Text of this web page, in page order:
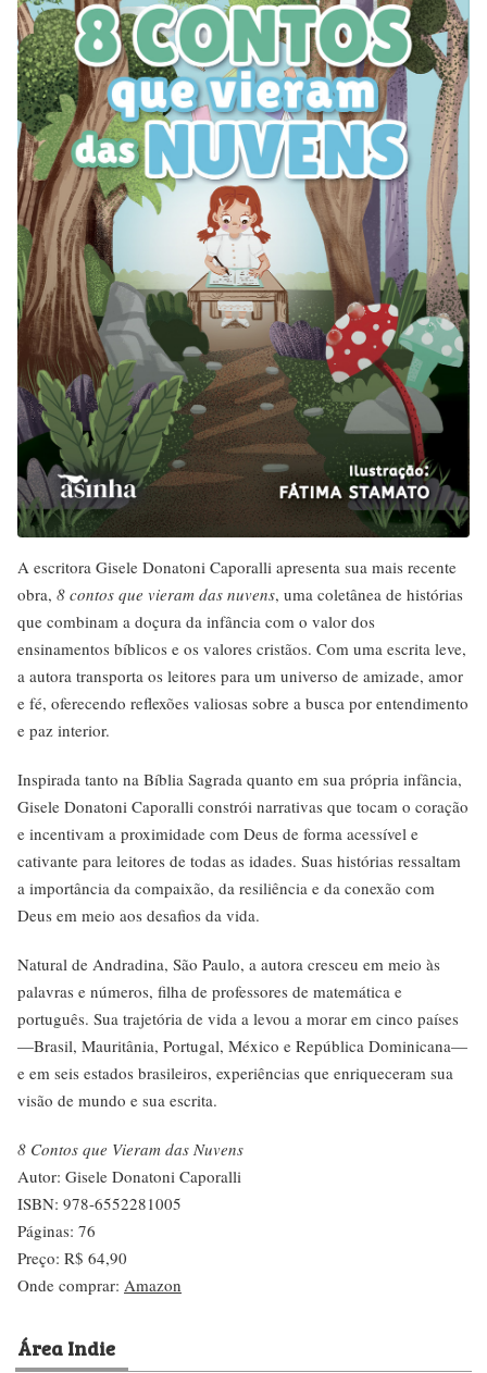
A escritora Gisele Donatoni Caporalli apresenta sua mais recente
obra, 8 contos que vieram das nuvens, uma coletânea de histórias
que combinam a doçura da infância com o valor dos
ensinamentos bíblicos e os valores cristãos. Com uma escrita leve,
a autora transporta os leitores para um universo de amizade, amor
e fé, oferecendo reflexões valiosas sobre a busca por entendimento
e paz interior.
Inspirada tanto na Bíblia Sagrada quanto em sua própria infância,
Gisele Donatoni Caporalli constrói narrativas que tocam o coração
e incentivam a proximidade com Deus de forma acessível e
cativante para leitores de todas as idades. Suas histórias ressaltam
a importância da compaixão, da resiliência e da conexão com
Deus em meio aos desafios da vida.
Natural de Andradina, São Paulo, a autora cresceu em meio às
palavras e números, filha de professores de matemática e
português. Sua trajetória de vida a levou a morar em cinco países
—Brasil, Mauritânia, Portugal, México e República Dominicana—
e em seis estados brasileiros, experiências que enriqueceram sua
visão de mundo e sua escrita.
8 Contos que Vieram das Nuvens
Autor: Gisele Donatoni Caporalli
ISBN: 978-6552281005
Páginas: 76
Preço: R$ 64,90
Onde comprar: Amazon
Área Indie